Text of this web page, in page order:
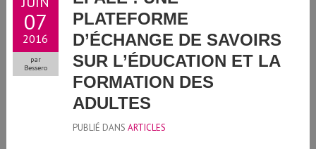
07
2016
par
Bessero
PLATEFORME
D’ÉCHANGE DE SAVOIRS
SUR L’ÉDUCATION ET LA
FORMATION DES
ADULTES
PUBLIÉ DANS ARTICLES